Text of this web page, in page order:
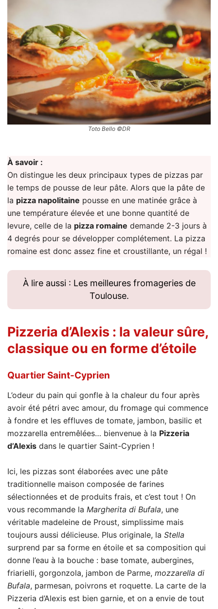
Toto Bello ©DR
À savoir :
On distingue les deux principaux types de pizzas par
le temps de pousse de leur pâte. Alors que la pâte de
la pizza napolitaine pousse en une matinée grâce à
une température élevée et une bonne quantité de
levure, celle de la pizza romaine demande 2-3 jours à
4 degrés pour se développer complétement. La pizza
romaine est donc assez fine et croustillante, un régal !
À lire aussi : Les meilleures fromageries de
Toulouse.
Pizzeria d’Alexis : la valeur sûre,
classique ou en forme d’étoile
Quartier Saint-Cyprien
L’odeur du pain qui gonfle à la chaleur du four après
avoir été pétri avec amour, du fromage qui commence
à fondre et les effluves de tomate, jambon, basilic et
mozzarella entremêlées… bienvenue à la Pizzeria
d’Alexis dans le quartier Saint-Cyprien !
Ici, les pizzas sont élaborées avec une pâte
traditionnelle maison composée de farines
sélectionnées et de produits frais, et c’est tout ! On
vous recommande la Margherita di Bufala, une
véritable madeleine de Proust, simplissime mais
toujours aussi délicieuse. Plus originale, la Stella
surprend par sa forme en étoile et sa composition qui
donne l’eau à la bouche : base tomate, aubergines,
friarielli, gorgonzola, jambon de Parme, mozzarella di
Bufala, parmesan, poivrons et roquette. La carte de la
Pizzeria d’Alexis est bien garnie, et on a envie de tout